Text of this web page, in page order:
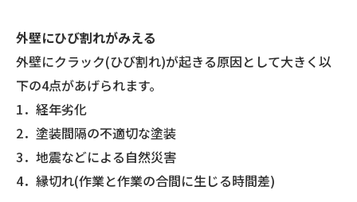
外壁にひび割れがみえる
外壁にクラック(ひび割れ)が起きる原因として大きく以
下の4点があげられます。
1．経年劣化
2．塗装間隔の不適切な塗装
3．地震などによる自然災害
4．縁切れ(作業と作業の合間に生じる時間差)